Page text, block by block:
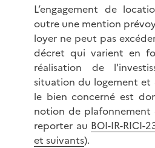
L’engagement de
outre une mention
loyer ne peut pas
décret qui varient en
réalisation de
situation du logement et
le bien concerné est
notion de plafonnement
reporter au BOI-IR-RICI-
et suivants).